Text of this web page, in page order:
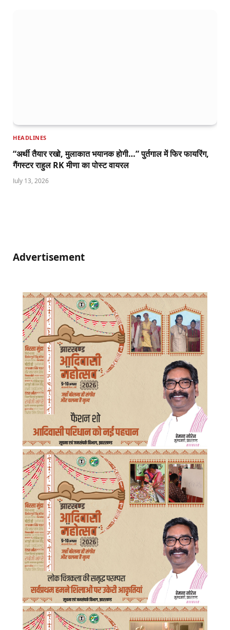
HEADLINES
“अर्थी तैयार रखो, मुलाकात भयानक होगी…” पुर्तगाल में फिर फायरिंग,
गैंगस्टर राहुल RK मीणा का पोस्ट वायरल
July 13, 2026
Advertisement